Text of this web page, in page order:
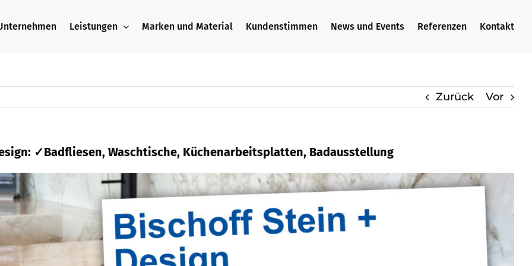
Leistungen Marken und Material Kundenstimmen News und Events Referenzen Kontakt
Zurück Vor
✓Badfliesen, Waschtische, Küchenarbeitsplatten, Badausstellung
Bischoff Stein + Design als auch ✓Badfliese, Küchenarbeitsplatte, Waschtische,
✓Küchenarbeitsplatte, ✓Naturstein, ✓Badfliese, ✓Waschtische als auch
& Natursteinbauer. Wir sind an Ihrer Seite ✉.